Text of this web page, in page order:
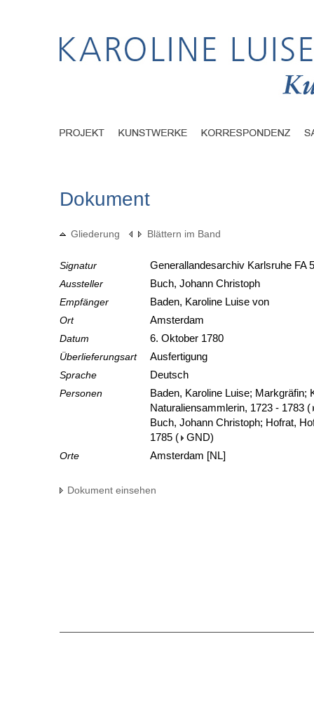
Dokument
Gliederung Blättern im Band
Signatur
Generallandesarchiv Karlsruhe FA
Aussteller
Buch, Johann Christoph
Empfänger
Baden, Karoline Luise von
Ort
Amsterdam
Datum
6. Oktober 1780
Überlieferungsart
Ausfertigung
Sprache
Deutsch
Personen
Baden, Karoline Luise; Markgräfin;
Naturaliensammlerin, 1723 - 1783 (
Buch, Johann Christoph; Hofrat,
1785 ( GND)
Orte
Amsterdam [NL]
Dokument einsehen